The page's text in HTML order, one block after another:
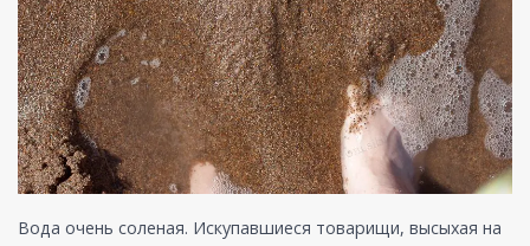
Вода очень соленая. Искупавшиеся товарищи, высыхая на